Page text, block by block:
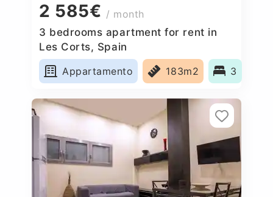
2 585€ / month
3 bedrooms apartment for rent in
Les Corts, Spain
Appartamento
183m2 3